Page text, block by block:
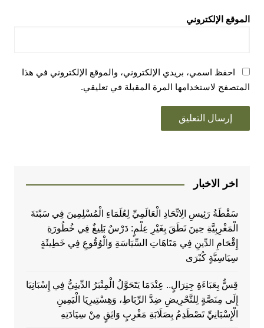
الموقع الإلكتروني
احفظ اسمي، بريدي الإلكتروني، والموقع الإلكتروني في هذا
المتصفح لاستخدامها المرة المقبلة في تعليقي.
اخر الاخبار
سَقْطَةُ رَئِيسِ الِاتِّحَادِ الْعَالَمِيِّ لِعُلَمَاءِ الْمُسْلِمِينَ فِي سَبْتَةَ
الْمَغْرِبِيَّةِ حِينَ نَطَقَ بِغَيْرِ عِلْمٍ: دَرْسٌ بَلِيغٌ فِي خُطُورَةِ
إِقْحَامِ الدِّينِ فِي مَتَاهَاتِ السِّيَاسَةِ وَالْوُقُوعِ فِي خَطِيئَةٍ
سِيَاسِيَّةٍ كُبْرَى
قِسٌّ بِعَبَاءَةِ جِنِرَالٍ.. عِنْدَمَا يَتَحَوَّلُ الْمِنْبَرُ الدِّينِيُّ فِي إِسْبَانِيَا
إِلَى مِنَصَّةٍ لِلتَّحْرِيضِ ضِدَّ الرِّبَاطِ، وَهِسْتِيرِيَا الْيَمِينِ
الْإِسْبَانِيِّ تَصْطَدِمُ بِصَلَابَةِ مَغْرِبٍ وَاثِقٍ مِنْ سِيَادَتِهِ